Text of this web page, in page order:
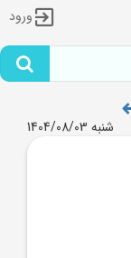
ورود
شنبه 1404/08/03